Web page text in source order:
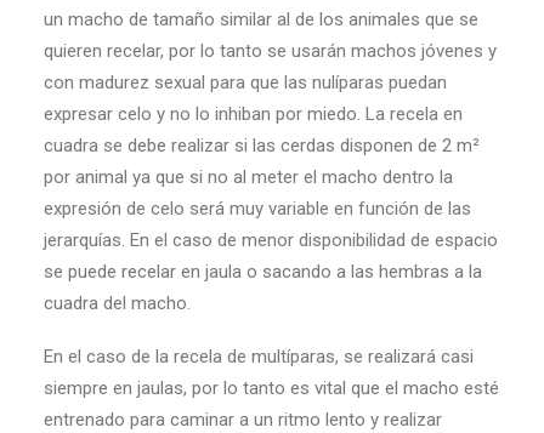
un macho de tamaño similar al de los animales que se
quieren recelar, por lo tanto se usarán machos jóvenes y
con madurez sexual para que las nulíparas puedan
expresar celo y no lo inhiban por miedo. La recela en
cuadra se debe realizar si las cerdas disponen de 2 m²
por animal ya que si no al meter el macho dentro la
expresión de celo será muy variable en función de las
jerarquías. En el caso de menor disponibilidad de espacio
se puede recelar en jaula o sacando a las hembras a la
cuadra del macho.
En el caso de la recela de multíparas, se realizará casi
siempre en jaulas, por lo tanto es vital que el macho esté
entrenado para caminar a un ritmo lento y realizar